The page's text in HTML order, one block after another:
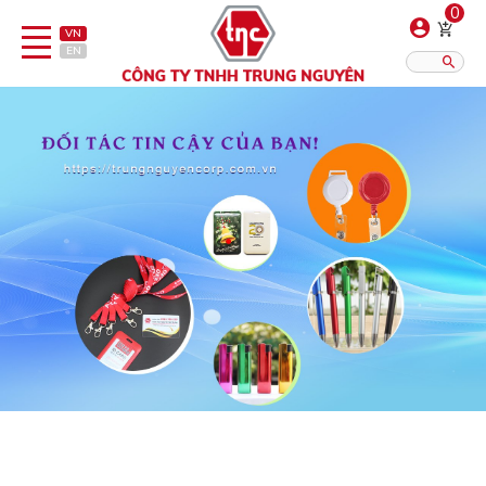
VN
EN
0
Bút
Bật lửa
Đồ sứ quà tặng
Bình/ca giữ nhiệt
Dây đeo & Phụ kiện